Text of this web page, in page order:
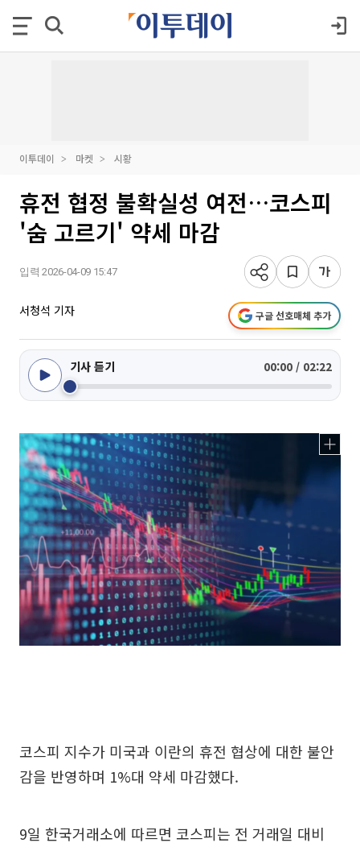
이투데이 마켓 시황
휴전 협정 불확실성 여전…코스피
'숨 고르기' 약세 마감
입력 2026-04-09 15:47
서청석 기자 구글 선호매체 추가
기사 듣기 00:00 / 02:22
코스피 지수가 미국과 이란의 휴전 협상에 대한 불안
감을 반영하며 1%대 약세 마감했다.
9일 한국거래소에 따르면 코스피는 전 거래일 대비